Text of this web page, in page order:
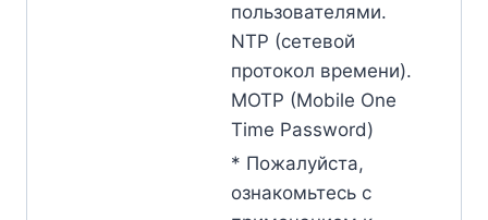
пользователями.
NTP (сетевой
протокол времени).
MOTP (Mobile One
Time Password)
* Пожалуйста,
ознакомьтесь с